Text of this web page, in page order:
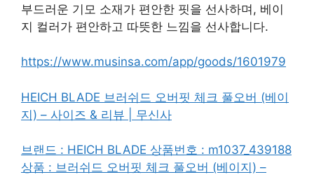
부드러운 기모 소재가 편안한 핏을 선사하며, 베이
지 컬러가 편안하고 따뜻한 느낌을 선사합니다.
https://www.musinsa.com/app/goods/1601979
HEICH BLADE 브러쉬드 오버핏 체크 풀오버 (베이
지) – 사이즈 & 리뷰 | 무신사
브랜드 : HEICH BLADE 상품번호 : m1037_439188
상품 : 브러쉬드 오버핏 체크 풀오버 (베이지) –